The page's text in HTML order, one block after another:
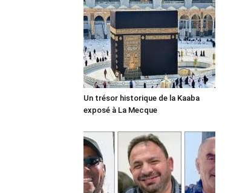
Un trésor historique de la Kaaba
exposé à La Mecque